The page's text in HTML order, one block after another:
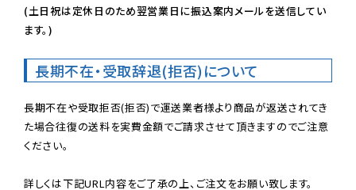
(土日祝は定休日のため翌営業日に振込案内メールを送信してい
ます。)
長期不在・受取辞退(拒否)について
長期不在や受取拒否(拒否)で運送業者様より商品が返送されてき
た場合往復の送料を実費金額でご請求させて頂きますのでご注意
ください。